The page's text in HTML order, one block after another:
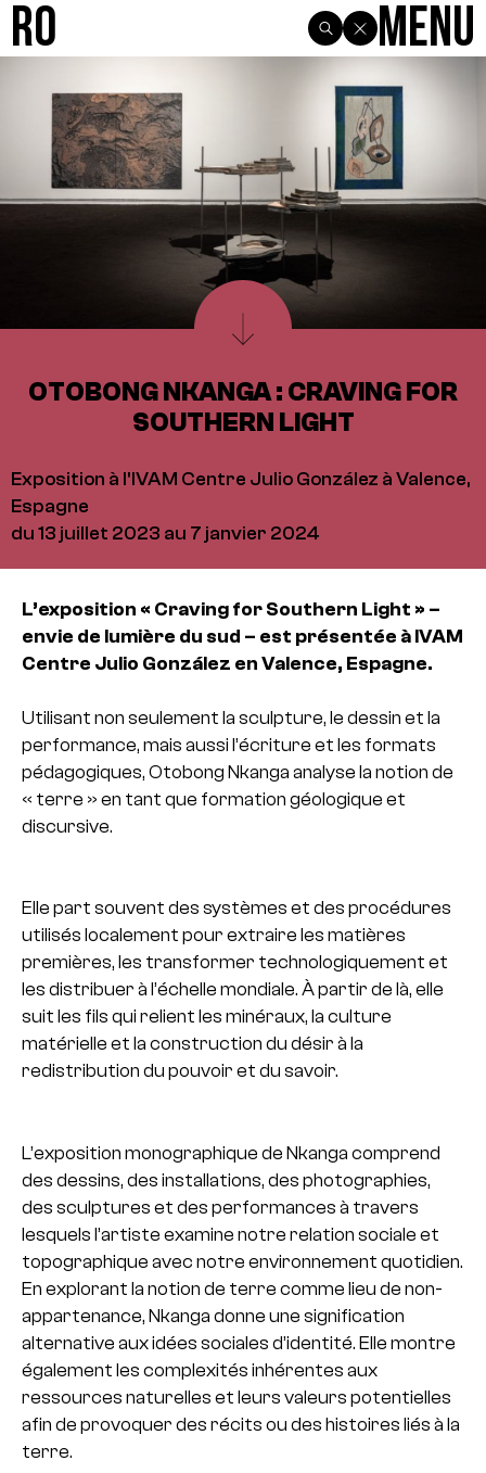
R0 Menu
OTOBONG NKANGA : CRAVING FOR
SOUTHERN LIGHT
Exposition à l'IVAM Centre Julio González à Valence,
Espagne
du 13 juillet 2023 au 7 janvier 2024
L’exposition « Craving for Southern Light » –
envie de lumière du sud – est présentée à IVAM
Centre Julio González en Valence, Espagne.
Utilisant non seulement la sculpture, le dessin et la
performance, mais aussi l’écriture et les formats
pédagogiques, Otobong Nkanga analyse la notion de
« terre » en tant que formation géologique et
discursive.
Elle part souvent des systèmes et des procédures
utilisés localement pour extraire les matières
premières, les transformer technologiquement et
les distribuer à l’échelle mondiale. À partir de là, elle
suit les fils qui relient les minéraux, la culture
matérielle et la construction du désir à la
redistribution du pouvoir et du savoir.
L’exposition monographique de Nkanga comprend
des dessins, des installations, des photographies,
des sculptures et des performances à travers
lesquels l’artiste examine notre relation sociale et
topographique avec notre environnement quotidien.
En explorant la notion de terre comme lieu de non-
appartenance, Nkanga donne une signification
alternative aux idées sociales d’identité. Elle montre
également les complexités inhérentes aux
ressources naturelles et leurs valeurs potentielles
afin de provoquer des récits ou des histoires liés à la
terre.